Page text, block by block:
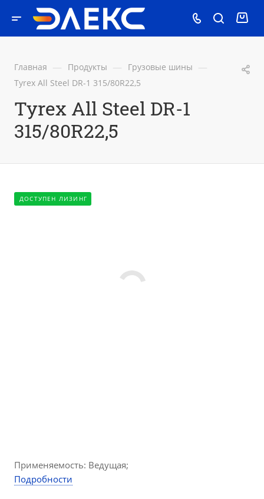
Главная — Продукты — Грузовые шины —
Tyrex All Steel DR-1 315/80R22,5
Tyrex All Steel DR-1
315/80R22,5
ДОСТУПЕН ЛИЗИНГ
Применяемость: Ведущая;
Подробности